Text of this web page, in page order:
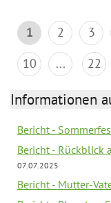
1 2 3
10
... 22
Informationen
Bericht -
Bericht - Rückblick
07.07.2025
Bericht - Mutter-